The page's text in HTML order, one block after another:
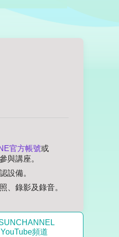
官方帳號或
與講座。
設備。
、錄影及錄音。
YouTube頻道